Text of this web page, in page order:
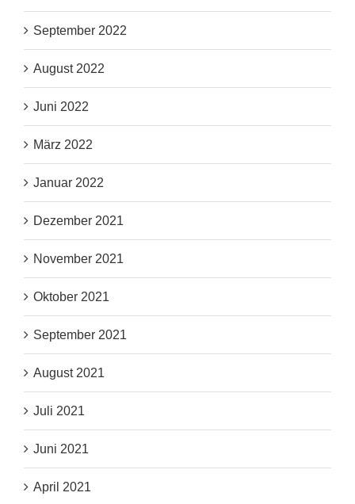
September 2022
August 2022
Juni 2022
März 2022
Januar 2022
Dezember 2021
November 2021
Oktober 2021
September 2021
August 2021
Juli 2021
Juni 2021
April 2021